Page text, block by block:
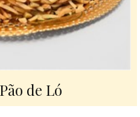
de Ló